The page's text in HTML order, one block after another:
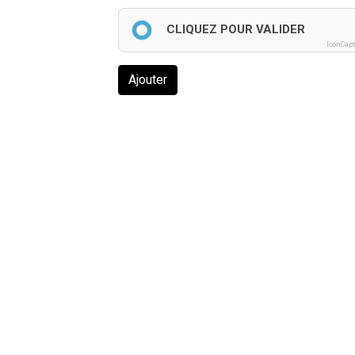
CLIQUEZ POUR VALIDER
Ajouter